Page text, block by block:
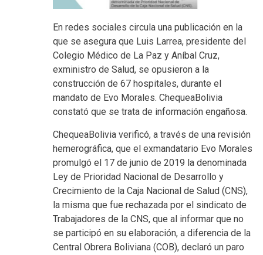
En redes sociales circula una publicación en la
que se asegura que Luis Larrea, presidente del
Colegio Médico de La Paz y Aníbal Cruz,
exministro de Salud, se opusieron a la
construcción de 67 hospitales, durante el
mandato de Evo Morales. ChequeaBolivia
constató que se trata de información engañosa.
ChequeaBolivia verificó, a través de una revisión
hemerográfica, que el exmandatario Evo Morales
promulgó el 17 de junio de 2019 la denominada
Ley de Prioridad Nacional de Desarrollo y
Crecimiento de la Caja Nacional de Salud (CNS),
la misma que fue rechazada por el sindicato de
Trabajadores de la CNS, que al informar que no
se participó en su elaboración, a diferencia de la
Central Obrera Boliviana (COB), declaró un paro